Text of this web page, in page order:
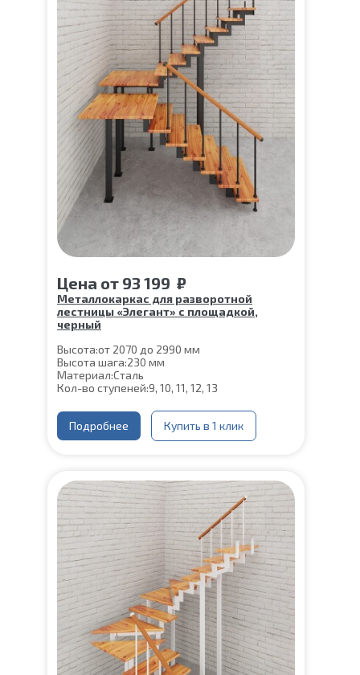
Цена от 93 199 ₽
Металлокаркас для разворотной
лестницы «Элегант» с площадкой,
черный
Высота:от 2070 до 2990 мм
Высота шага:230 мм
Материал:Сталь
Кол-во ступеней:9, 10, 11, 12, 13
Подробнее Купить в 1 клик